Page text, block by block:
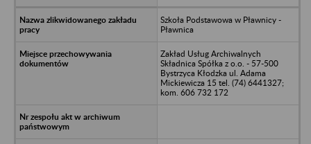
Szkoła Podstawowa w Pławnicy -
Pławnica
Zakład Usług Archiwalnych
Składnica Spółka z o.o. - 57-500
Bystrzyca Kłodzka ul. Adama
Mickiewicza 15 tel. (74) 6441327;
kom. 606 732 172